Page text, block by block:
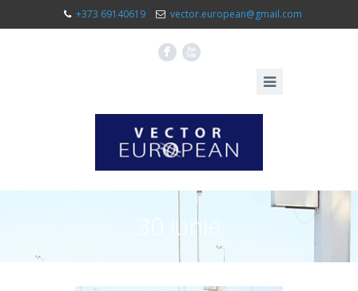
+373 69140619 vector.european@gmail.com
F X
30 iunie